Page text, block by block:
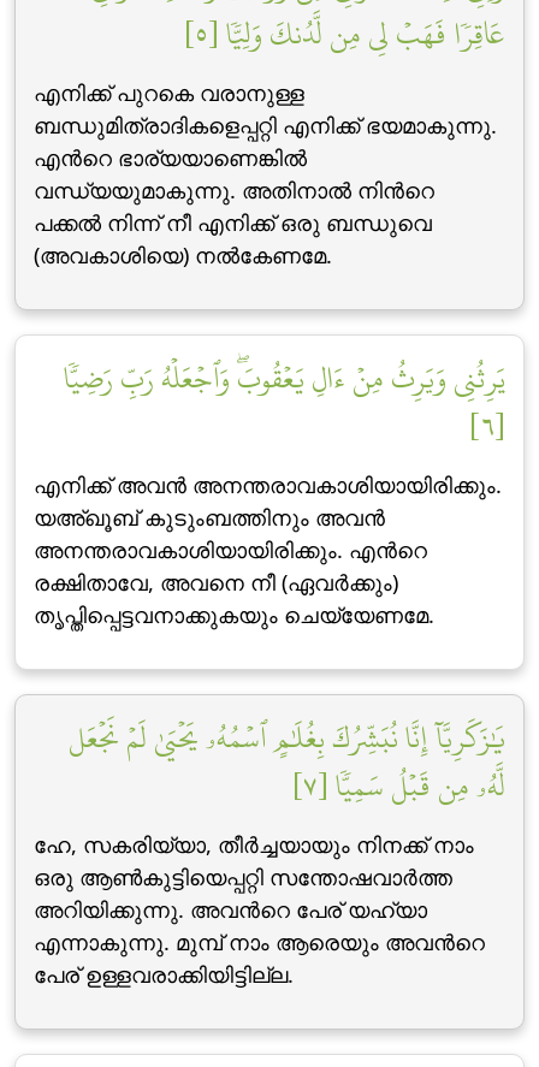
عَاقِرٗا فَهَبۡ لِي مِن لَّدُنكَ وَلِيّٗا [٥]
എനിക്ക് പുറകെ വരാനുള്ള
ബന്ധുമിത്രാദികളെപ്പറ്റി എനിക്ക് ഭയമാകുന്നു.
എന്‍റെ ഭാര്യയാണെങ്കില്‍
വന്ധ്യയുമാകുന്നു. അതിനാല്‍ നിന്‍റെ
പക്കല്‍ നിന്ന് നീ എനിക്ക് ഒരു ബന്ധുവെ
(അവകാശിയെ) നല്‍കേണമേ.
يَرِثُنِي وَيَرِثُ مِنۡ ءَالِ يَعۡقُوبَۖ وَٱجۡعَلۡهُ رَبِّ رَضِيّٗا
[٦]
എനിക്ക് അവന്‍ അനന്തരാവകാശിയായിരിക്കും.
യഅ്ഖൂബ് കുടുംബത്തിനും അവന്‍
അനന്തരാവകാശിയായിരിക്കും. എന്‍റെ
രക്ഷിതാവേ, അവനെ നീ (ഏവര്‍ക്കും)
തൃപ്തിപ്പെട്ടവനാക്കുകയും ചെയ്യേണമേ.
يَٰزَكَرِيَّآ إِنَّا نُبَشِّرُكَ بِغُلَٰمٍ ٱسۡمُهُۥ يَحۡيَىٰ لَمۡ نَجۡعَل
لَّهُۥ مِن قَبۡلُ سَمِيّٗا [٧]
ഹേ, സകരിയ്യാ, തീര്‍ച്ചയായും നിനക്ക് നാം
ഒരു ആണ്‍കുട്ടിയെപ്പറ്റി സന്തോഷവാര്‍ത്ത
അറിയിക്കുന്നു. അവന്‍റെ പേര് യഹ്‌യാ
എന്നാകുന്നു. മുമ്പ് നാം ആരെയും അവന്‍റെ
പേര് ഉള്ളവരാക്കിയിട്ടില്ല.